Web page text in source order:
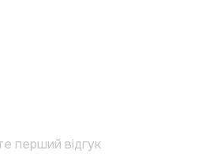
перший відгук